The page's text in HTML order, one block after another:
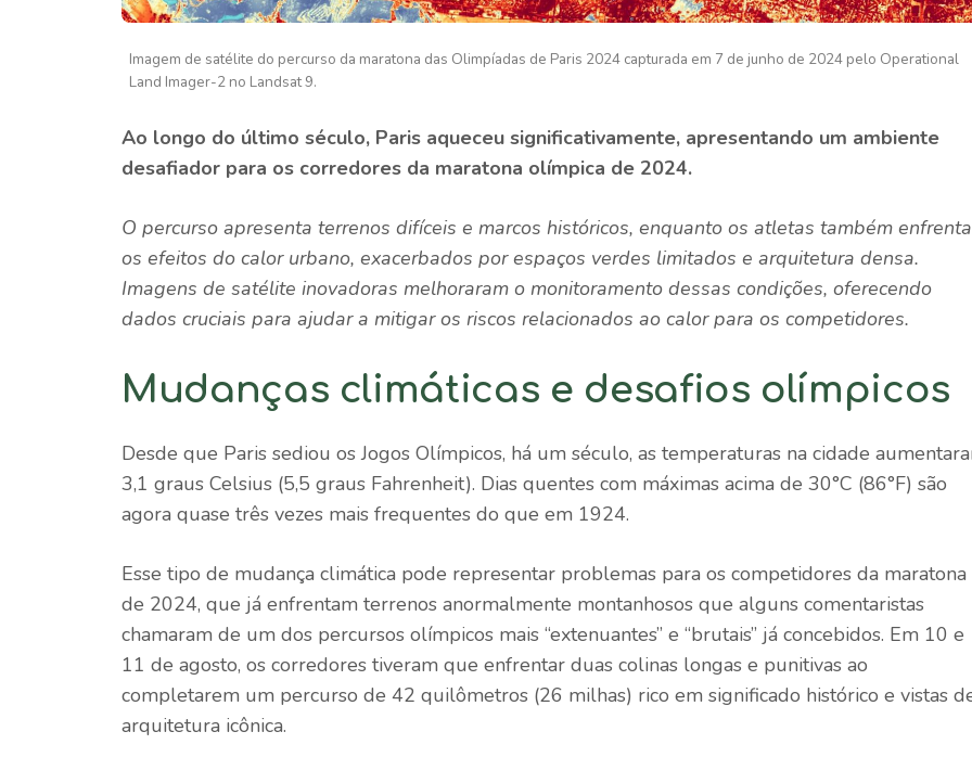
Imagem de satélite do percurso da maratona das Olimpíadas de Paris 2024 capturada em 7 de junho de 2024 pelo Operational
Land Imager-2 no Landsat 9.
Ao longo do último século, Paris aqueceu significativamente, apresentando um ambiente
desafiador para os corredores da maratona olímpica de 2024.
O percurso apresenta terrenos difíceis e marcos históricos, enquanto os atletas também
os efeitos do calor urbano, exacerbados por espaços verdes limitados e arquitetura densa.
Imagens de satélite inovadoras melhoraram o monitoramento dessas condições, oferecendo
dados cruciais para ajudar a mitigar os riscos relacionados ao calor para os competidores.
Mudanças climáticas e desafios olímpicos
Desde que Paris sediou os Jogos Olímpicos, há um século, as temperaturas na cidade
3,1 graus Celsius (5,5 graus Fahrenheit). Dias quentes com máximas acima de 30°C (86°F) são
agora quase três vezes mais frequentes do que em 1924.
Esse tipo de mudança climática pode representar problemas para os competidores da maratona
de 2024, que já enfrentam terrenos anormalmente montanhosos que alguns comentaristas
chamaram de um dos percursos olímpicos mais “extenuantes” e “brutais” já concebidos. Em 10 e
11 de agosto, os corredores tiveram que enfrentar duas colinas longas e punitivas ao
completarem um percurso de 42 quilômetros (26 milhas) rico em significado histórico e vistas
arquitetura icônica.